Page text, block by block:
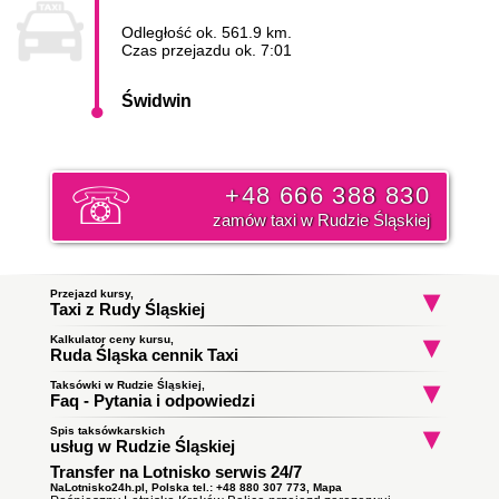
Odległość ok. 561.9 km.
Czas przejazdu ok. 7:01
Świdwin
+48 666 388 830
zamów taxi w Rudzie Śląskiej
Przejazd kursy,
Taxi z Rudy Śląskiej
Taxi Ruda Śląska
Stare Osiedle
do Bielsko-Biała
Bratnia
do Zawiercie
Taxi Ruda
Orzegów
Kalkulator ceny kursu,
Ruda Śląska cennik Taxi
Koniec trasy:
Taksówki w Rudzie Śląskiej,
Faq - Pytania i odpowiedzi
Jak zamówić taksówkę w Rudzie Śląskiej?
To proste wystarczy zadzwonić i złożyć zamówienie. Nasz
dyspozytor poinformuję państwa o orientacyjnym czasie
podjazdu taksówki i wyśle ją pod wskazany adres. Klikni i
Taxi Ruda Śląskaile zapłacę za kurs do miasta
Świdwin?
Spis taksówkarskich
usług w Rudzie Śląskiej
Obsługują zlecenia samochodami kombi
Transfer na Lotnisko serwis 24/7
NaLotnisko24h.pl, Polska tel.: +48 880 307 773, Mapa